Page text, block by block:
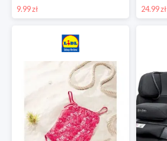
9.99 zł 24.99 zł